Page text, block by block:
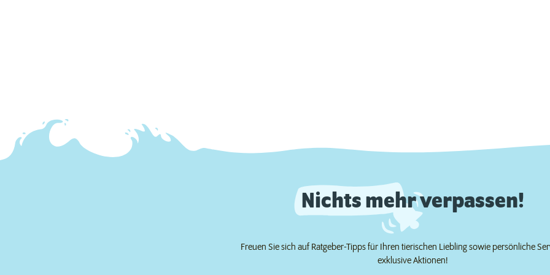
Nichts mehr verpassen!
Freuen Sie sich auf Ratgeber-Tipps für Ihren tierischen Liebling sowie persönliche
exklusive Aktionen!